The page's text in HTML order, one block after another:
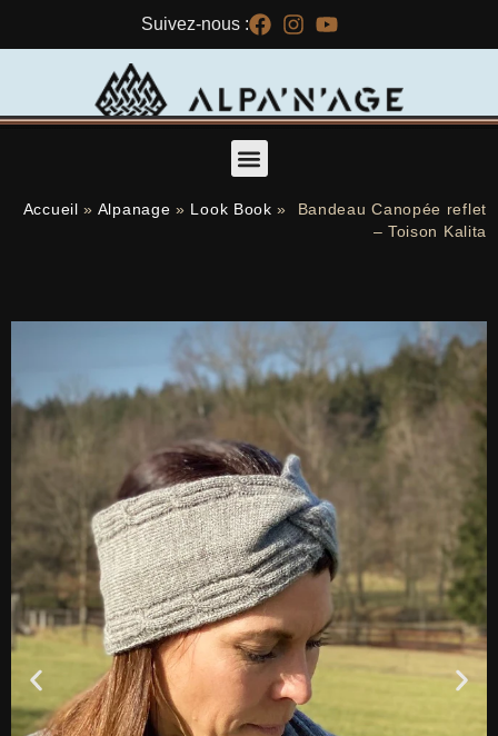
Suivez-nous :
Accueil » Alpanage » Look Book »
Bandeau Canopée reflet
– Toison Kalita